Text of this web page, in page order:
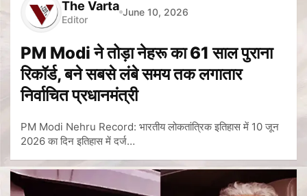
The Varta
Editor
June 10, 2026
PM Modi ने तोड़ा नेहरू का 61 साल पुराना
रिकॉर्ड, बने सबसे लंबे समय तक लगातार
निर्वाचित प्रधानमंत्री
PM Modi Nehru Record: भारतीय लोकतांत्रिक इतिहास में 10 जून
2026 का दिन इतिहास में दर्ज…